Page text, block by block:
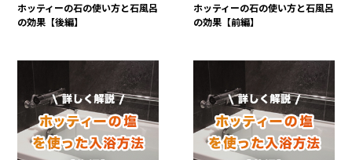
ホッティーの石の使い方と石風呂
の効果【後編】
ホッティーの石の使い方と石風呂
の効果【前編】